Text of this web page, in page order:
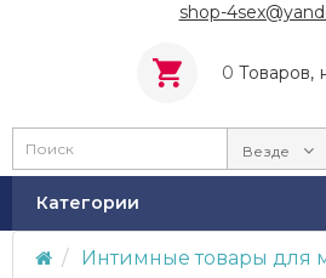
shop-
0 Tоваров,
Везде
Категории
Интимные товары для